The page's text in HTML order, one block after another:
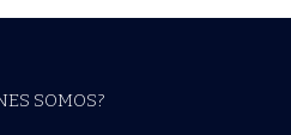
SOMOS?